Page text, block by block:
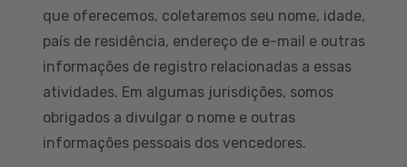
que oferecemos, coletaremos seu nome, idade,
país de residência, endereço de e-mail e outras
informações de registro relacionadas a essas
atividades. Em algumas jurisdições, somos
obrigados a divulgar o nome e outras
informações pessoais dos vencedores.